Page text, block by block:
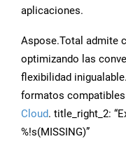
aplicaciones.
Aspose.Total admite
optimizando las
flexibilidad
formatos
Cloud. title_right_2:
%!s(MISSING)”